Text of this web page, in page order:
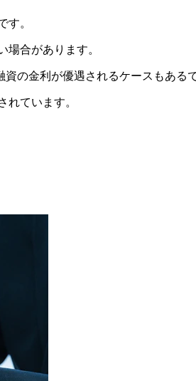
す。
合があります。
の金利が優遇されるケースもある
れています。